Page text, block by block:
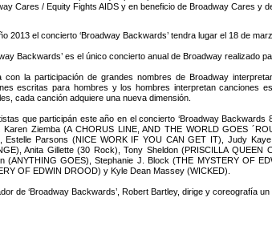
Cares / Equity Fights AIDS y en beneficio de Broadway Cares y
2013 el concierto ‘Broadway Backwards’ tendra lugar el 18 de
Backwards’ es el único concierto anual de Broadway realizado
con la participación de grandes nombres de Broadway
escritas para hombres y los hombres interpretan canciones
cada canción adquiere una nueva dimensión.
que participán este año en el concierto ‘Broadway
Karen Ziemba (A CHORUS LINE, AND THE WORLD GOES
Estelle Parsons (NICE WORK IF YOU CAN GET IT), Judy
Anita Gillette (30 Rock), Tony Sheldon (PRISCILLA
(ANYTHING GOES), Stephanie J. Block (THE MYSTERY OF
OF EDWIN DROOD) y Kyle Dean Massey (WICKED).
de ‘Broadway Backwards’, Robert Bartley, dirige y coreografía